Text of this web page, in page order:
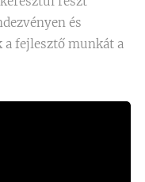
és
fejlesztő munkát a